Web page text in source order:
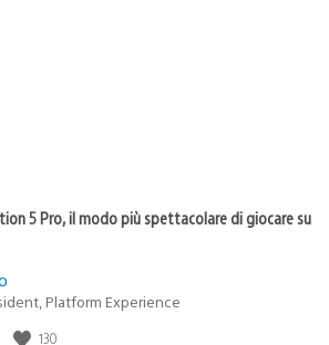
5 Pro, il modo più spettacolare di giocare su
Platform Experience
130